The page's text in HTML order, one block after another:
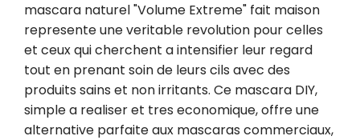
mascara naturel "Volume Extreme" fait maison
represente une veritable revolution pour celles
et ceux qui cherchent a intensifier leur regard
tout en prenant soin de leurs cils avec des
produits sains et non irritants. Ce mascara DIY,
simple a realiser et tres economique, offre une
alternative parfaite aux mascaras commerciaux,